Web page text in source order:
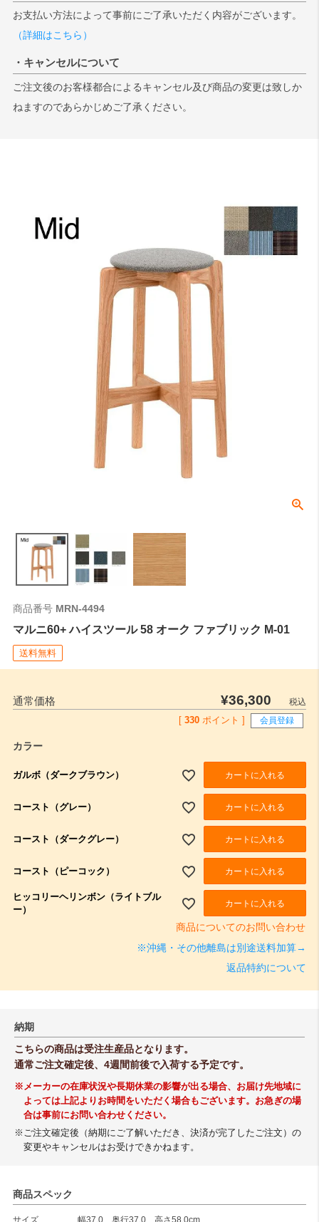
お支払い方法によって事前にご了承いただく内容がございます。
（詳細はこちら）
・キャンセルについて
ご注文後のお客様都合によるキャンセル及び商品の変更は致しか
ねますのであらかじめご了承ください。
商品番号 MRN-4494
マルニ60+ ハイスツール 58 オーク ファブリック M-01
送料無料
通常価格 ¥36,300
税込
[ 330 ポイント ] 会員登録
カラー
ガルボ（ダークブラウン） カートに入れる
コースト（グレー） カートに入れる
コースト（ダークグレー） カートに入れる
コースト（ピーコック） カートに入れる
ヒッコリーヘリンボン（ライトブル
ー）
カートに入れる
商品についてのお問い合わせ
※沖縄・その他離島は別途送料加算→
返品特約について
納期
こちらの商品は受注生産品となります。
通常ご注文確定後、4週間前後で入荷する予定です。
※メーカーの在庫状況や長期休業の影響が出る場合、お届け先地域に
よっては上記よりお時間をいただく場合もございます。お急ぎの場
合は事前にお問い合わせください。
※ご注文確定後（納期にご了解いただき、決済が完了したご注文）の
変更やキャンセルはお受けできかねます。
商品スペック
サイズ 幅37.0 奥行37.0 高さ58.0cm